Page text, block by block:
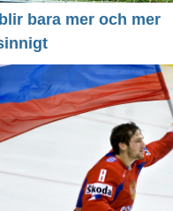
bara mer och mer